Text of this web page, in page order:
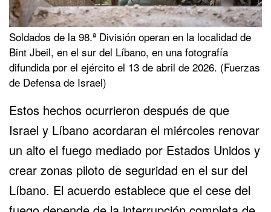
Soldados de la 98.ª División operan en la localidad de
Bint Jbeil, en el sur del Líbano, en una fotografía
difundida por el ejército el 13 de abril de 2026. (Fuerzas
de Defensa de Israel)
Estos hechos ocurrieron después de que
Israel y Líbano acordaran el miércoles renovar
un alto el fuego mediado por Estados Unidos y
crear zonas piloto de seguridad en el sur del
Líbano. El acuerdo establece que el cese del